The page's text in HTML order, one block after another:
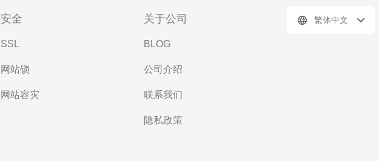
安全
SSL
网站锁
网站容灾
关于公司
BLOG
公司介绍
联系我们
隐私政策
繁体中文